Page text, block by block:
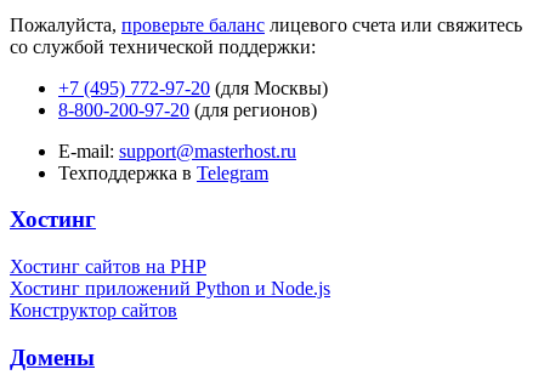
Пожалуйста, проверьте баланс лицевого счета или свяжитесь
со службой технической поддержки:
+7 (495) 772-97-20 (для Москвы)
8-800-200-97-20 (для регионов)
E-mail: support@masterhost.ru
Техподдержка в Telegram
Хостинг
Хостинг сайтов на PHP
Хостинг приложений Python и Node.js
Конструктор сайтов
Домены